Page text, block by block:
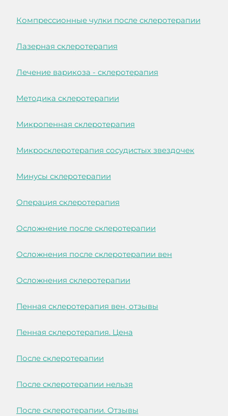
Компрессионные чулки после склеротерапии
Лазерная склеротерапия
Лечение варикоза - склеротерапия
Методика склеротерапии
Микропенная склеротерапия
Микросклеротерапия сосудистых звездочек
Минусы склеротерапии
Операция склеротерапия
Осложнение после склеротерапии
Осложнения после склеротерапии вен
Осложнения склеротерапии
Пенная склеротерапия вен, отзывы
Пенная склеротерапия. Цена
После склеротерапии
После склеротерапии нельзя
После склеротерапии. Отзывы